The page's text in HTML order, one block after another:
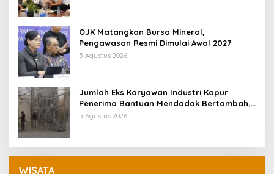
OJK Matangkan Bursa Mineral,
Pengawasan Resmi Dimulai Awal 2027
5 Agustus 2026
Jumlah Eks Karyawan Industri Kapur
Penerima Bantuan Mendadak Bertambah,
KDM: Kita Identifikasi
5 Agustus 2026
WISATA